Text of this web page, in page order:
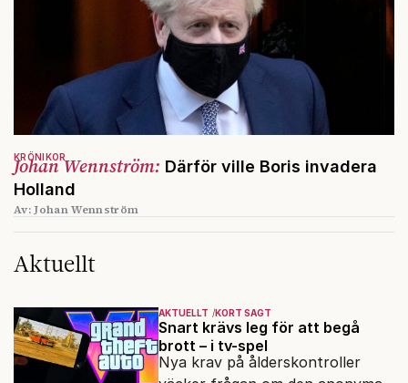
Johan Wennström: Därför ville Boris invadera
Holland
KRÖNIKOR
Av: Johan Wennström
Aktuellt
AKTUELLT KORT SAGT
Snart krävs leg för att begå
brott – i tv-spel
Nya krav på ålderskontroller